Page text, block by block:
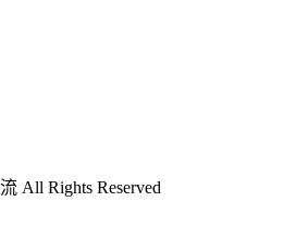
All Rights Reserved